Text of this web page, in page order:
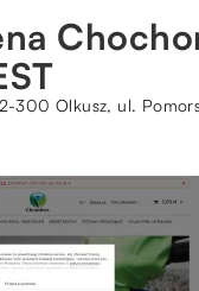
300 Olkusz, ul.